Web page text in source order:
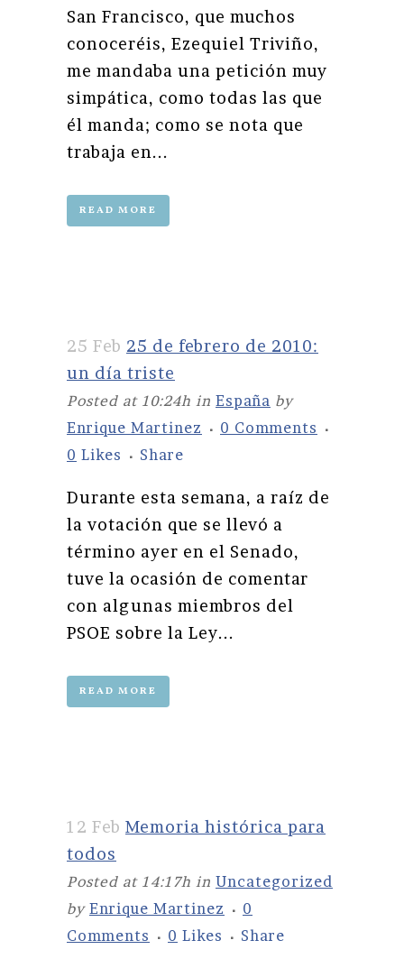
San Francisco, que muchos
conoceréis, Ezequiel Triviño,
me mandaba una petición muy
simpática, como todas las que
él manda; como se nota que
trabaja en...
READ MORE
25 Feb 25 de febrero de 2010:
un día triste
Posted at 10:24h in España by
Enrique Martinez
0 Comments
0 Likes Share
Durante esta semana, a raíz de
la votación que se llevó a
término ayer en el Senado,
tuve la ocasión de comentar
con algunas miembros del
PSOE sobre la Ley...
READ MORE
12 Feb Memoria histórica para
todos
Posted at 14:17h in Uncategorized
by Enrique Martinez
0
Comments
0 Likes Share